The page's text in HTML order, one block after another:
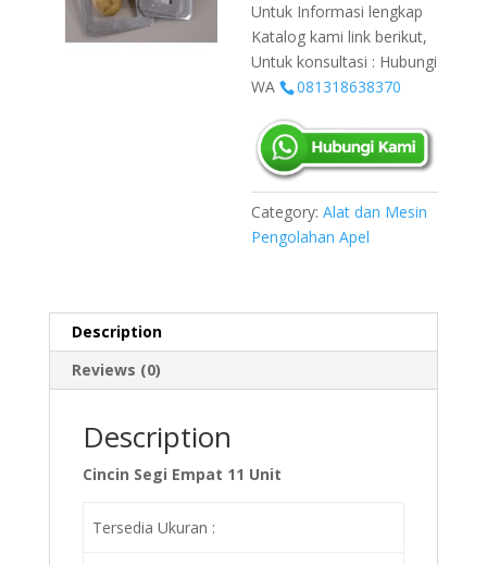
Untuk Informasi lengkap
Katalog kami link berikut,
Untuk konsultasi : Hubungi
WA
081318638370
Category:Alat dan Mesin
Pengolahan Apel
Description
Reviews (0)
Description
Cincin Segi Empat 11 Unit
Tersedia Ukuran :